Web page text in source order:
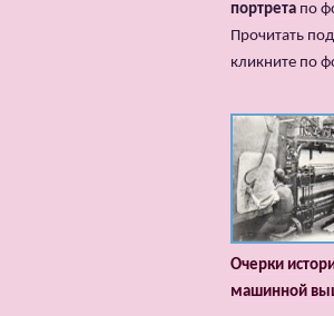
портрета по
Прочитать
кликните по
Очерки
машинной